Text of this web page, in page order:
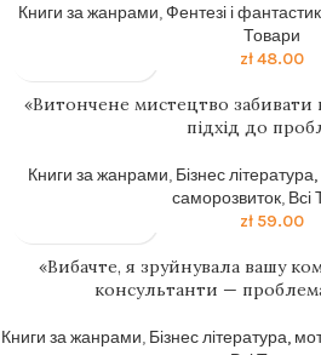
Книги за жанрами,Фентезі і
Товари
zł48.00
«Витончене мистецтво забивати
підхід до
Книги за жанрами, Бізнес
саморозвиток, Всі
zł59.00
«Вибачте, я зруйнувала вашу
консультанти —
Книги за жанрами, Бізнес література,